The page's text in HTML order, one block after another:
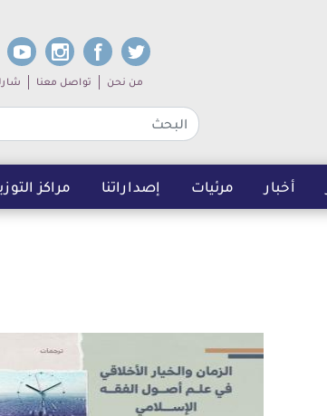
Sub navigation
من نحن تواصل معنا
أخبار مرئيات إصداراتنا مراكز